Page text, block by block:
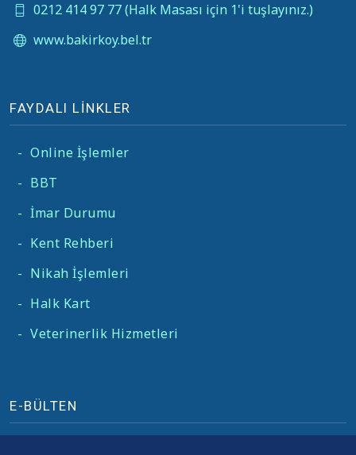
0212 414 97 77 (Halk Masası için 1'i tuşlayınız.)
www.bakirkoy.bel.tr
FAYDALI LİNKLER
- Online İşlemler
- BBT
- İmar Durumu
- Kent Rehberi
- Nikah İşlemleri
- Halk Kart
- Veterinerlik Hizmetleri
E-BÜLTEN